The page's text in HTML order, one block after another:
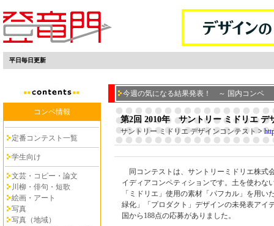
平日毎日更新
今週の気になる結果発表！ ～ 国内コンペ
コンペ情報
定番コンテスト一覧
学生向け
文芸・コピー・論文
川柳・俳句・短歌
絵画・アート
写真
写真（地域）
第2回 2010年 サントリー ミドリエ デ
サントリー ミドリエ デザインコンテスト >
同コンテストは、サントリーミドリエ株式
イディアコンペティションです。土を使わな
「ミドリエ」使用の素材「パフカル」を用い
緑化」「プロダクト」デザインの未発表アイ
国から188点の応募がありました。